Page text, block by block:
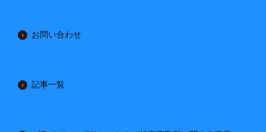
お問い合わせ
記事一覧